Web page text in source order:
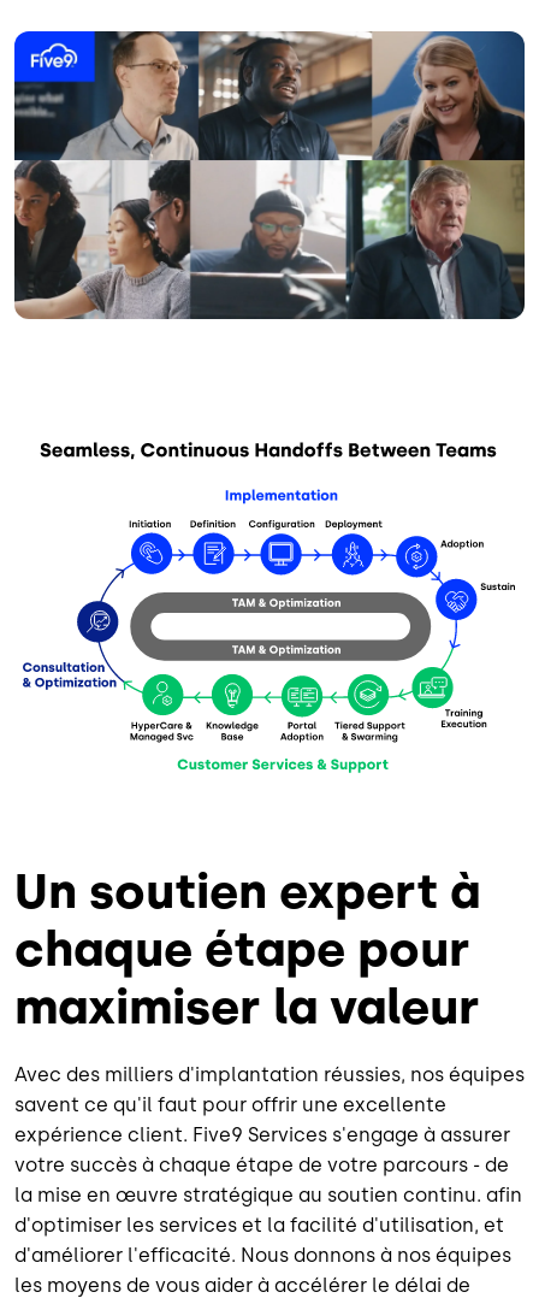
Image
Un soutien expert à
chaque étape pour
maximiser la valeur
Avec des milliers d'implantation réussies, nos équipes
savent ce qu'il faut pour offrir une excellente
expérience client. Five9 Services s'engage à assurer
votre succès à chaque étape de votre parcours - de
la mise en œuvre stratégique au soutien continu. afin
d'optimiser les services et la facilité d'utilisation, et
d'améliorer l'efficacité. Nous donnons à nos équipes
les moyens de vous aider à accélérer le délai de